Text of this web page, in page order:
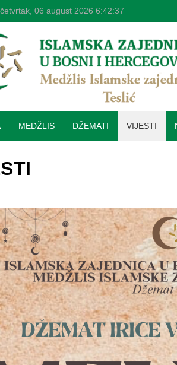
četvrtak, 06 august 2026 6:42:38
MEDŽLIS DŽEMATI VIJESTI